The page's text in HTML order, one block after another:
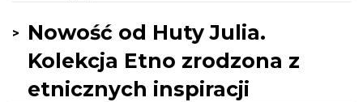
Nowość od Huty Julia.
Kolekcja Etno zrodzona z
etnicznych inspiracji